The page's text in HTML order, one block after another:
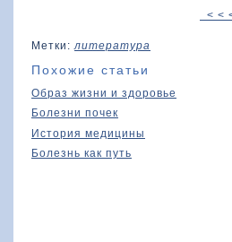
< <
Метки:литература
Похожие статьи
Образ жизни и здоровье
Болезни почек
История медицины
Болезнь как путь